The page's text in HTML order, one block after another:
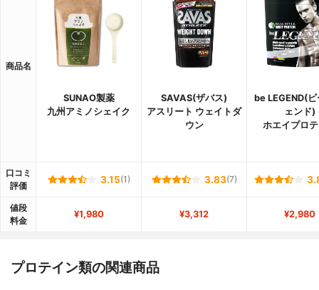
商品名
SUNAO製薬
九州アミノシェイク
SAVAS(ザバス)
アスリート ウェイトダ
ウン
be LEGEND(
ェンド)
ホエイプロ
口コミ
評価
3.15(1) 3.83(7)
値段
料金
¥1,980 ¥3,312 ¥2,980
プロテイン類の関連商品